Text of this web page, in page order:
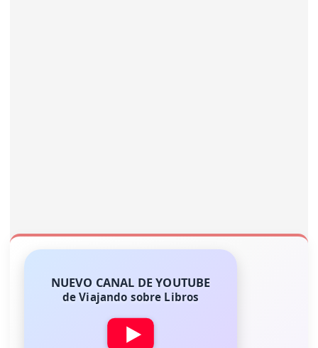
NUEVO CANAL DE YOUTUBE
de Viajando sobre Libros